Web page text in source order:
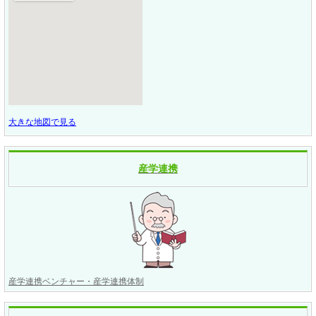
大きな地図で見る
産学連携
産学連携ベンチャー・産学連携体制